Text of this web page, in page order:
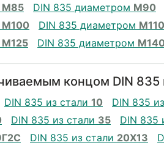
М85 DIN 835 диаметром М90
М100 DIN 835 диаметром М110
М125 DIN 835 диаметром М140
концом DIN 835
DIN 835 из стали 10 DIN 835
DIN 835 из стали 35 DIN 835
DIN 835 из стали 20Х13